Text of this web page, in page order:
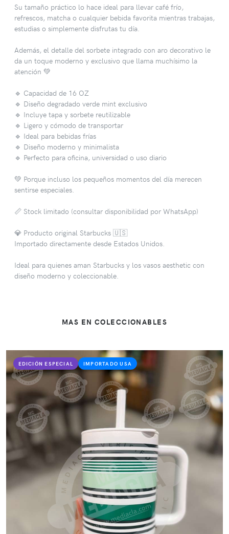
Su tamaño práctico lo hace ideal para llevar café frío,
refrescos, matcha o cualquier bebida favorita mientras trabajas,
estudias o simplemente disfrutas tu día.
Además, el detalle del sorbete integrado con aro decorativo le
da un toque moderno y exclusivo que llama muchísimo la
atención 💚
🔹 Capacidad de 16 OZ
🔹 Diseño degradado verde mint exclusivo
🔹 Incluye tapa y sorbete reutilizable
🔹 Ligero y cómodo de transportar
🔹 Ideal para bebidas frías
🔹 Diseño moderno y minimalista
🔹 Perfecto para oficina, universidad o uso diario
💚 Porque incluso los pequeños momentos del día merecen
sentirse especiales.
📏 Stock limitado (consultar disponibilidad por WhatsApp)
💎 Producto original Starbucks 🇺🇸
Importado directamente desde Estados Unidos.
Ideal para quienes aman Starbucks y los vasos aesthetic con
diseño moderno y coleccionable.
MAS EN COLECCIONABLES
EDICIÓN ESPECIAL IMPORTADO USA
VER PRODUCTO